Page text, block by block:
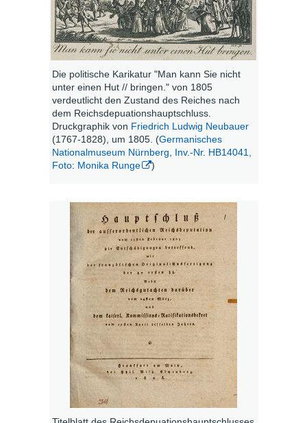
Die politische Karikatur "Man kann Sie nicht
unter einen Hut // bringen." von 1805
verdeutlicht den Zustand des Reiches nach
dem Reichsdepuationshauptschluss.
Druckgraphik von Friedrich Ludwig Neubauer
(1767-1828), um 1805. (Germanisches
Nationalmuseum Nürnberg, Inv.-Nr. HB14041,
Foto: Monika Runge
)